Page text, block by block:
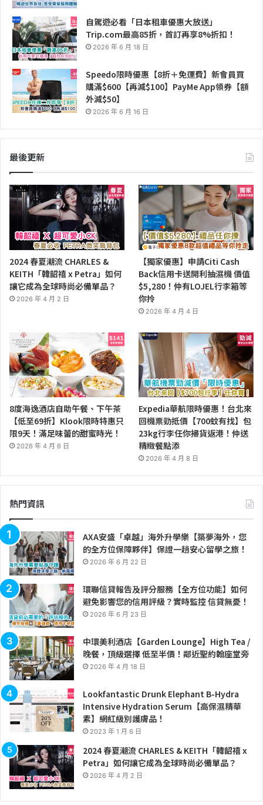
自駕遊必看「日本租車優惠大放送」
Trip.com最高85折，首訂再享8%折扣！
2026 年 6 月 18 日
Speedo限時優惠【8折＋免運費】新會員買
購滿$600【再減$100】PayMe App領券【額
外減$50】
2026 年 6 月 16 日
最後更新
2024 春夏潮流 CHARLES &
KEITH「韓韶禧 x Petra」如何
讓它成為全球時尚必備單品？
2026 年 4 月 2 日
【獨家優惠】申請Citi Cash
Back信用卡送開利抽濕機 價值
$5,280！仲有LOJEL行李箱等
你拎
2026 年 4 月 4 日
8度海逸酒店自助午餐、下午茶
【低至69折】Klook限時特惠只
限9天！滿足味蕾的甜蜜時光！
2026 年 4 月 6 日
Expedia華航限時優惠！台北來
回機票勁抵價【700蚊有找】包
23kg行李任你掃貨返港！仲送
精緻餐點添
2026 年 4 月 8 日
熱門資訊
AXA安盛「卓越」海外升學樂【築夢海外，您
的全方位保障夥伴】保證一趟安心留學之旅！
2026 年 6 月 22 日
環聯信貸報告及評分服務【全方位功能】如何
避免影響您的信用評級？實時監控 信貸無憂！
2026 年 6 月 23 日
中環美利酒店【Garden Lounge】High Tea /
晚餐，頂級選擇 低至半價！鄰近聖約翰座堂旁
2026 年 4 月 18 日
Lookfantastic Drunk Elephant B-Hydra
Intensive Hydration Serum【高保濕精華
素】網紅級別護膚品！
2023 年 1 月 6 日
2024 春夏潮流 CHARLES & KEITH「韓韶禧 x
Petra」如何讓它成為全球時尚必備單品？
2026 年 4 月 2 日